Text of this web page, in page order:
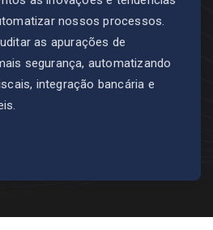
nossos processos.
as apurações de
segurança, automatizando
integração bancária e